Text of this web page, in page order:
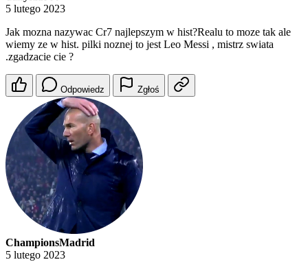
5 lutego 2023
Jak mozna nazywac Cr7 najlepszym w hist?Realu to moze tak ale
wiemy ze w hist. pilki noznej to jest Leo Messi , mistrz swiata
.zgadzacie cie ?
Odpowiedz Zgłoś
ChampionsMadrid
5 lutego 2023